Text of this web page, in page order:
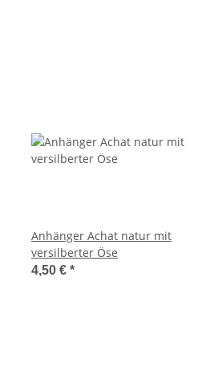
Anhänger Achat natur mit
versilberter Öse
4,50 € *